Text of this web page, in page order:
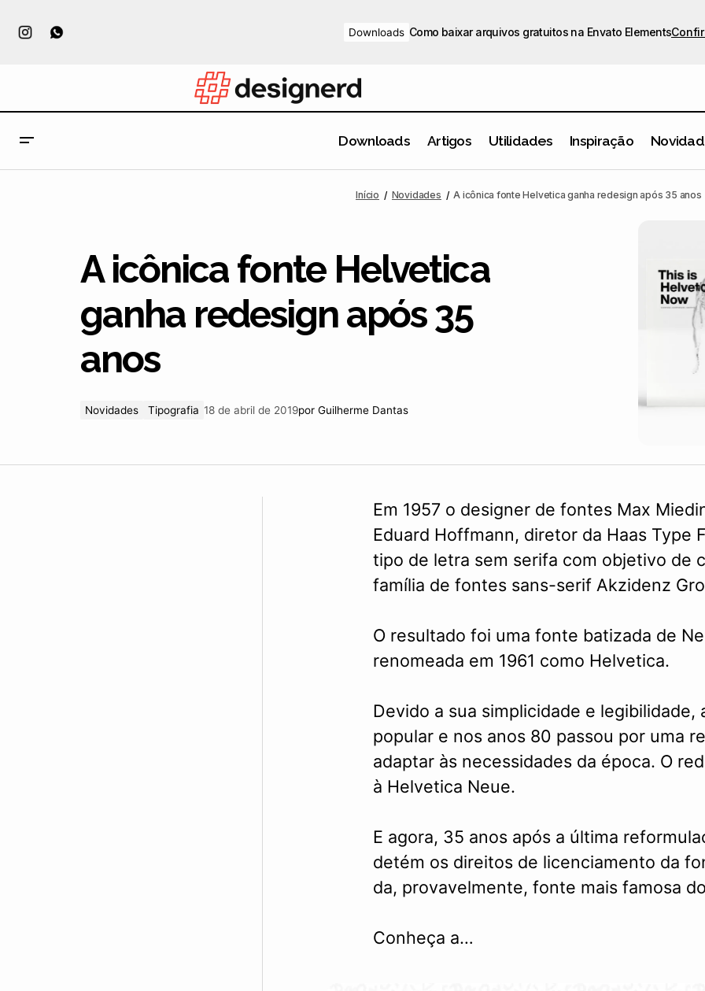
Downloads Como baixar arquivos gratuitos na Envato Elements
Downloads Artigos Utilidades Inspiração
Novidades Tipografia A icônica fonte Helvetica ganha redesign após
Início Novidades A icônica fonte Helvetica ganha redesign após 35 anos
A icônica fonte Helvetica
ganha redesign após 35
anos
Novidades Tipografia 18 de abril de 2019por Guilherme Dantas
Em 1957 o designer de fontes Max
Eduard Hoffmann, diretor da Haas Type
tipo de letra sem serifa com objetivo de
família de fontes sans-serif Akzidenz
O resultado foi uma fonte batizada de
renomeada em 1961 como Helvetica.
Devido a sua simplicidade e
popular e nos anos 80 passou por uma
adaptar às necessidades da época. O
à Helvetica Neue.
E agora, 35 anos após a última
detém os direitos de licenciamento da
da, provavelmente, fonte mais famosa
Conheça a…